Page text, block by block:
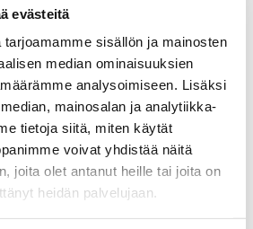
evästeitä
sisällön ja mainosten
median ominaisuuksien
analysoimiseen. Lisäksi
mainosalan ja analytiikka-
tietoja siitä, miten käytät
voivat yhdistää näitä
joita olet antanut heille tai joita on
heidän palvelujaan.
LKV, KiAT,
Omassa Kotona Oy , 2608566-3